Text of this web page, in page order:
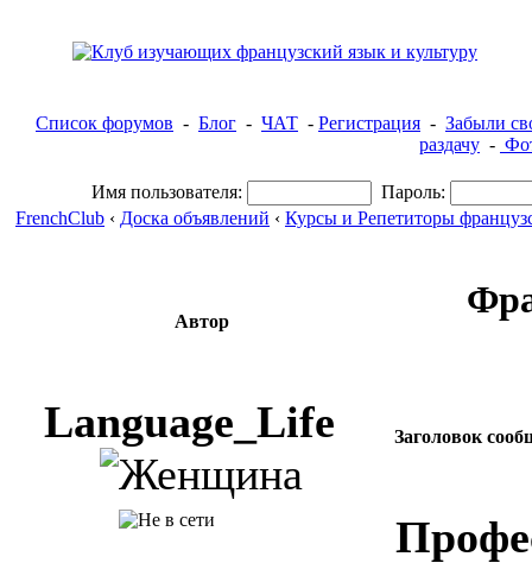
Список форумов - Блог - ЧАТ - Регистрация - Забыли
раздачу -
Имя пользователя:
Пароль:
FrenchClub ‹ Доска объявлений ‹ Курсы и Репетиторы
Автор
Language_Life Заголовок